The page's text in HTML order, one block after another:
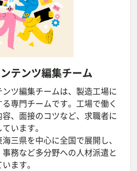
テンツ編集チーム
ツ編集チームは、製造工場に
専門チームです。工場で働く
、面接のコツなど、求職者に
います。
三県を中心に全国で展開し、
務など多分野への人材派遣と
ます。